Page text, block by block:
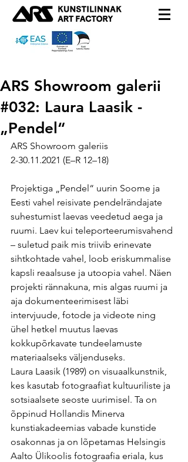
ARS Showroom galerii
#032: Laura Laasik -
„Pendel“
ARS Showroom galeriis
2-30.11.2021 (E–R 12–18)
Projektiga „Pendel“ uurin Soome ja
Eesti vahel reisivate pendelrändajate
suhestumist laevas veedetud aega ja
ruumi. Laev kui teleporteerumisvahend
– suletud paik mis triivib erinevate
sihtkohtade vahel, loob eriskummalise
kapsli reaalsuse ja utoopia vahel. Näen
projekti rännakuna, mis algas ruumi ja
aja dokumenteerimisest läbi
intervjuude, fotode ja videote ning
ühel hetkel muutus laevas
kokkupõrkavate tundeelamuste
materiaalseks väljenduseks.
Laura Laasik (1989) on visuaalkunstnik,
kes kasutab fotograafiat kultuuriliste ja
sotsiaalsete seoste uurimisel. Ta on
õppinud Hollandis Minerva
kunstiakadeemias vabade kunstide
osakonnas ja on lõpetamas Helsingis
Aalto Ülikoolis fotograafia eriala, kus